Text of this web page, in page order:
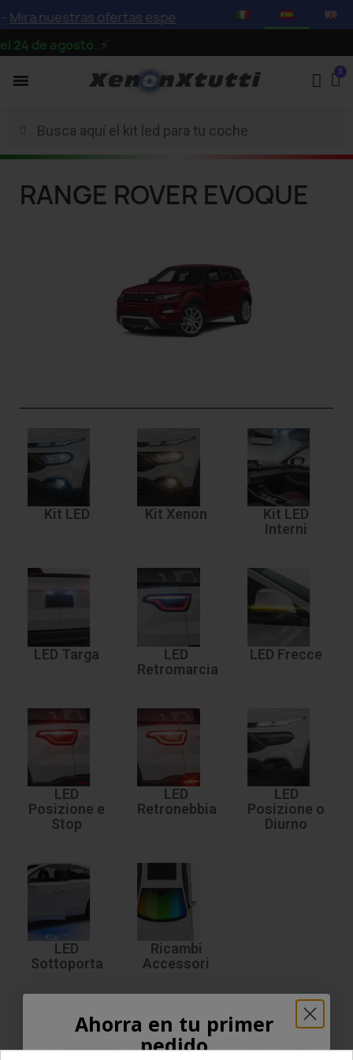
nuestras ofertas especiales con descuentos de
de agosto.⚡
RANGE ROVER EVOQUE
Kit LED Kit Xenon
Kit LED
Interni
LED Targa
LED
Retromarcia
LED Frecce
LED
Posizione e
Stop
LED
Retronebbia
LED
Posizione o
Diurno
LED
Sottoporta
Ricambi
Accessori
Ahorra en tu primer
pedido